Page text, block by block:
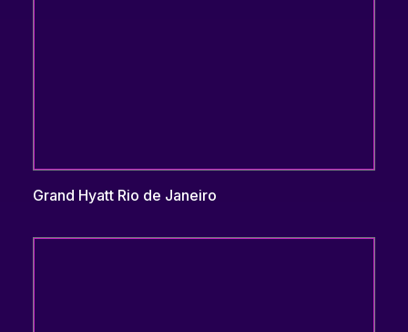
Grand Hyatt Rio de Janeiro